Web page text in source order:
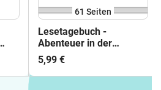
61 Seiten
Lesetagebuch -
Abenteuer in der
Megaworld - Ich schenk
dir eine Geschichte 2020
5,99 €